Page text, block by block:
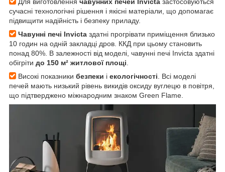
сучасні технологічні рішення і якісні матеріали, що допомагає
підвищити надійність і безпеку приладу.
Чавунні печі Invicta здатні прогрівати приміщення близько
10 годин на одній закладці дров. ККД при цьому становить
понад 80%. В залежності від моделі, чавунні печі Invicta здатні
обігріти до 150 м² житлової площі
Високі показники безпеки і екологічності . Всі моделі
печей мають низький рівень викидів оксиду вуглецю в повітря,
що підтверджено міжнародним знаком Green Flame.